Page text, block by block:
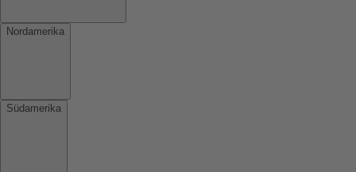
Nordamerika
Südamerika